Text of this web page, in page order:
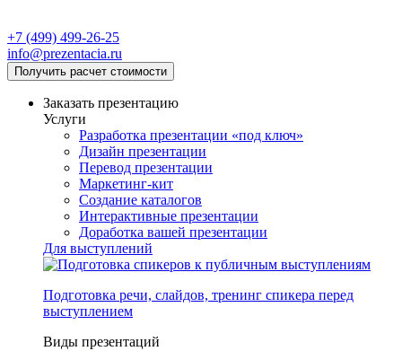
+7 (499) 499-26-25
info@prezentacia.ru
Получить расчет стоимости
Заказать презентацию
Услуги
Разработка презентации «под ключ»
Дизайн презентации
Перевод презентации
Маркетинг-кит
Создание каталогов
Интерактивные презентации
Доработка вашей презентации
Для выступлений
Подготовка речи, слайдов, тренинг спикера перед
выступлением
Виды презентаций